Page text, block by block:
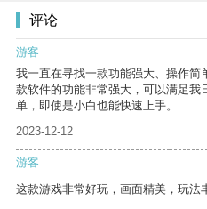
评论
游客
我一直在寻找一款功能强大、操作简
款软件的功能非常强大，可以满足我
单，即使是小白也能快速上手。
2023-12-12
游客
这款游戏非常好玩，画面精美，玩法